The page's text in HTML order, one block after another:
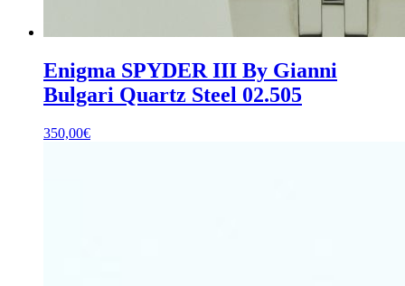
Enigma SPYDER III By Gianni
Bulgari Quartz Steel 02.505
350,00€